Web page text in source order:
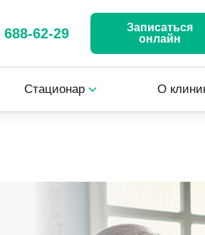
62-29
Записаться
онлайн
Стационар О